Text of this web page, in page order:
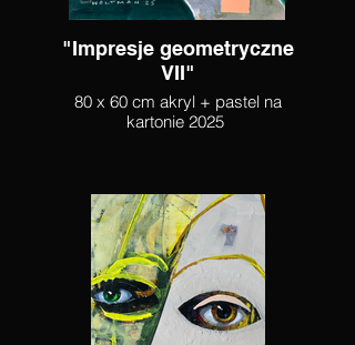
"Impresje geometryczne
VII"
80 x 60 cm akryl + pastel na
kartonie 2025